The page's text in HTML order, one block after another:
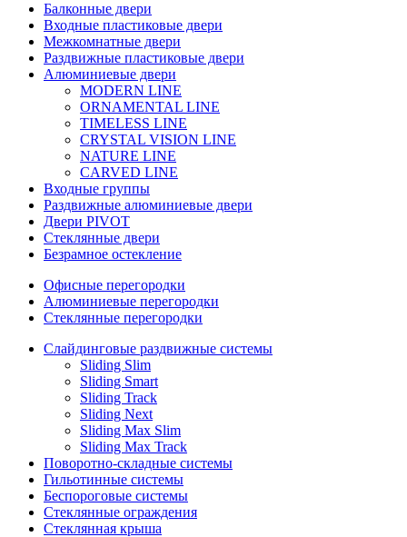
Балконные двери
Входные пластиковые двери
Межкомнатные двери
Раздвижные пластиковые двери
Алюминиевые двери
MODERN LINE
ORNAMENTAL LINE
TIMELESS LINE
CRYSTAL VISION LINE
NATURE LINE
CARVED LINE
Входные группы
Раздвижные алюминиевые двери
Двери PIVOT
Стеклянные двери
Безрамное остекление
Офисные перегородки
Алюминиевые перегородки
Стеклянные перегородки
Слайдинговые раздвижные системы
Sliding Slim
Sliding Smart
Sliding Track
Sliding Next
Sliding Max Slim
Sliding Max Track
Поворотно-складные системы
Гильотинные системы
Беспороговые системы
Стеклянные ограждения
Стеклянная крыша